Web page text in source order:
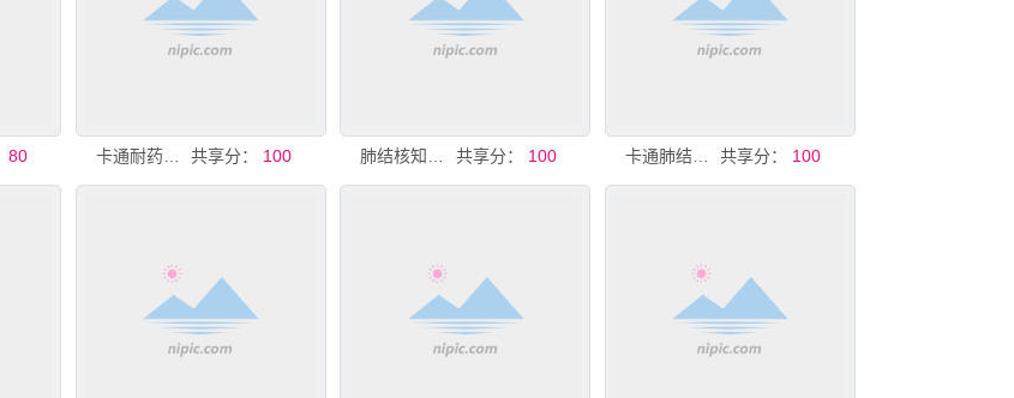
80 卡通耐药肺结核知识读本画册设计 共享分： 100 共享分： 100 卡通肺结核病知识画册学校篇 共享分： 100